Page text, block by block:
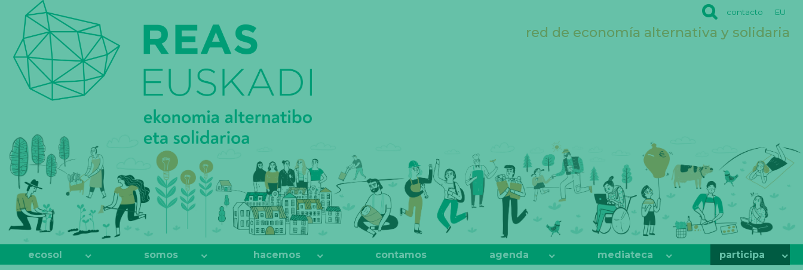
REAS
EUSKADI
contacto EU
red de economía alternativa y solidaria
ecosol somos hacemos contamos agenda mediateca participa